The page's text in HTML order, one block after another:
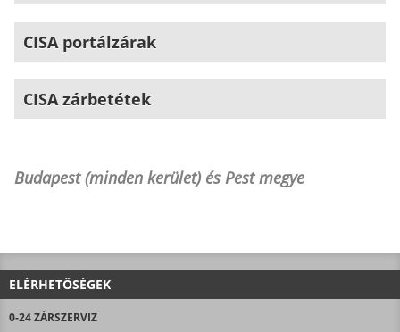
CISA portálzárak
CISA zárbetétek
Budapest (minden kerület) és Pest megye
ELÉRHETŐSÉGEK
0-24 ZÁRSZERVIZ